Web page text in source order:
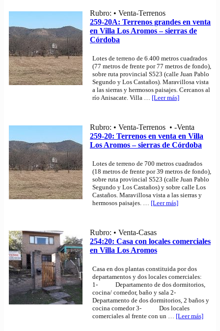
Rubro: • Venta-Terrenos
259-20A: Terrenos grandes en venta
en Villa Los Aromos – sierras de
Córdoba
Lotes de terreno de 6.400 metros cuadrados
(77 metros de frente por 77 metros de fondo),
sobre ruta provincial S523 (calle Juan Pablo
Segundo y Los Castaños). Maravillosa vista
a las sierras y hermosos paisajes. Cercanos al
río Anisacate. Villa
[Leer más]
Rubro: • Venta-Terrenos • -Venta
259-20: Terrenos en venta en Villa
Los Aromos – sierras de Córdoba
Lotes de terreno de 700 metros cuadrados
(18 metros de frente por 39 metros de fondo),
sobre ruta provincial S523 (calle Juan Pablo
Segundo y Los Castaños) y sobre calle Los
Castaños. Maravillosa vista a las sierras y
hermosos paisajes. … [Leer más]
Rubro: • Venta-Casas
254:20: Casa con locales comerciales
en Villa Los Aromos
Casa en dos plantas constituida por dos
departamentos y dos locales comerciales:
1- Departamento de dos dormitorios,
cocina/ comedor, baño y sala 2-
Departamento de dos dormitorios, 2 baños y
cocina comedor 3- Dos locales
comerciales al frente con un … [Leer más]